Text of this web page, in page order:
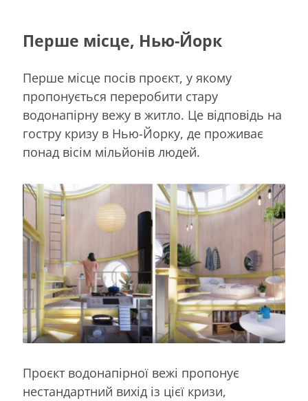
Перше місце, Нью-Йорк
Перше місце посів проєкт, у якому
пропонується переробити стару
водонапірну вежу в житло. Це відповідь на
гостру кризу в Нью-Йорку, де проживає
понад вісім мільйонів людей.
Проєкт водонапірної вежі пропонує
нестандартний вихід із цієї кризи,